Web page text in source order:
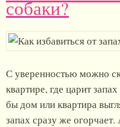
собаки?
С уверенностью можно
квартире, где царит
бы дом или квартира
запах сразу же